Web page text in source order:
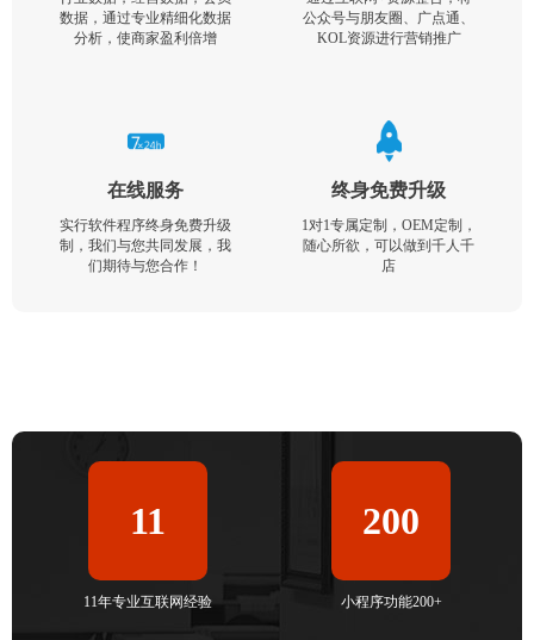
数据，通过专业精细化数据
分析，使商家盈利倍增
公众号与朋友圈、广点通、
KOL资源进行营销推广
在线服务
实行软件程序终身免费升级
制，我们与您共同发展，我
们期待与您合作！
终身免费升级
1对1专属定制，OEM定制，
随心所欲，可以做到千人千
店
11
11年专业互联网经验
200
小程序功能200+